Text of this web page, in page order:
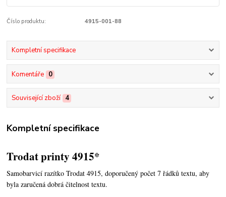
Číslo produktu: 4915-001-88
Kompletní specifikace
Komentáře 0
Související zboží 4
Kompletní specifikace
Trodat printy 4915*
Samobarvicí razítko Trodat 4915, doporučený počet 7 řádků textu, aby
byla zaručená dobrá čitelnost textu.